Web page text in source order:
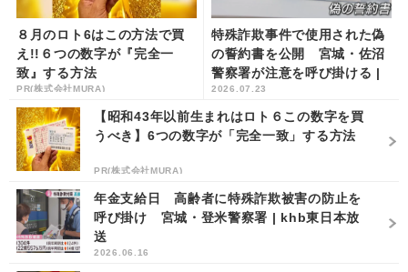
８月のロト6はこの方法で買
え!!６つの数字が『完全一
致』する方法
PR(株式会社MURA)
特殊詐欺事件で使用された偽
の誓約書を公開 宮城・佐沼
警察署が注意を呼び掛ける |
khb東日本放送
2026.07.23
【昭和43年以前生まれはロト６この数字を買
うべき】6つの数字が「完全一致」する方法
PR(株式会社MURA)
年金支給日 高齢者に特殊詐欺被害の防止を
呼び掛け 宮城・登米警察署 | khb東日本放
送
2026.06.16